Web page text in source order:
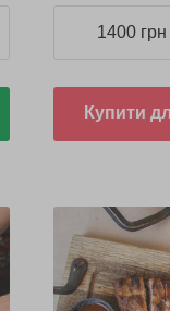
1400 грн
Купити